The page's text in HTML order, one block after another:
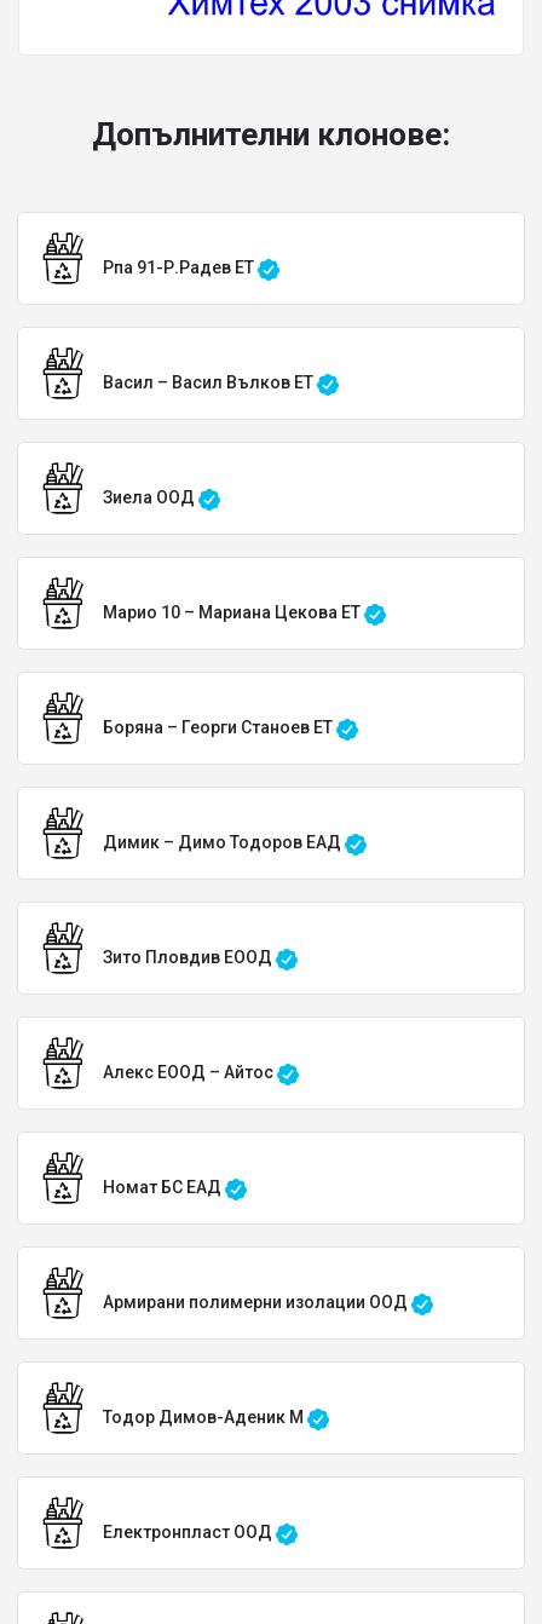
Допълнителни клонове:
Рпа 91-Р.Радев ЕТ
Васил – Васил Вълков ЕТ
Зиела ООД
Марио 10 – Мариана Цекова ЕТ
Боряна – Георги Станоев ЕТ
Димик – Димо Тодоров ЕАД
Зито Пловдив ЕООД
Алекс ЕООД – Айтос
Номат БС ЕАД
Армирани полимерни изолации ООД
Тодор Димов-Аденик М
Електронпласт ООД